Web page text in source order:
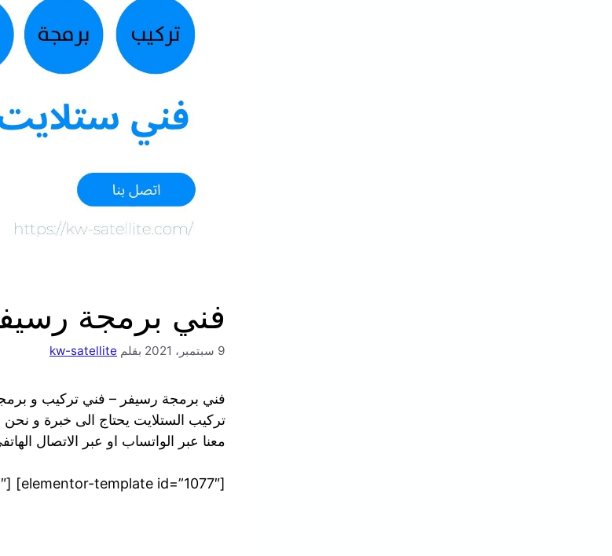
فني برمجة
9 سبتمبر، 2021 بقلم kw-satellite
فني برمجة رسيفر – فني تركيب و
تركيب الستلايت يحتاج الى خبرة و نحن
معنا عبر الواتساب او عبر الاتصال
[elementor-template id=”1077″] [elementor-template id=”892″]